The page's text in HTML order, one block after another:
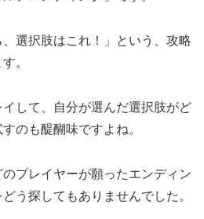
、選択肢はこれ！」という、攻略
。
して、自分が選んだ選択肢がど
のも醍醐味ですよね。
プレイヤーが願ったエンディン
う探してもありませんでした。